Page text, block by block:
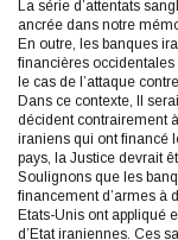
La série d’attentats
ancrée dans notre
En outre, les banques
financières
le cas de l’attaque
Dans ce contexte, Il
décident contrairement
iraniens qui ont financé
pays, la Justice devrait
Soulignons que les
financement d’armes à
Etats-Unis ont appliqué
d’Etat iraniennes. Ces